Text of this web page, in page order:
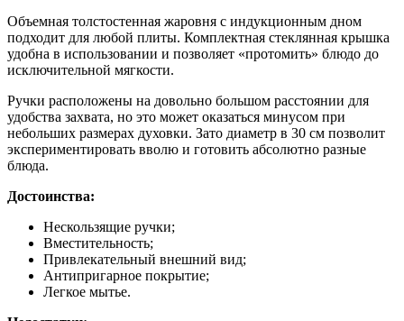
Объемная толстостенная жаровня с индукционным дном
подходит для любой плиты. Комплектная стеклянная крышка
удобна в использовании и позволяет «протомить» блюдо до
исключительной мягкости.
Ручки расположены на довольно большом расстоянии для
удобства захвата, но это может оказаться минусом при
небольших размерах духовки. Зато диаметр в 30 см позволит
экспериментировать вволю и готовить абсолютно разные
блюда.
Достоинства:
Нескользящие ручки;
Вместительность;
Привлекательный внешний вид;
Антипригарное покрытие;
Легкое мытье.